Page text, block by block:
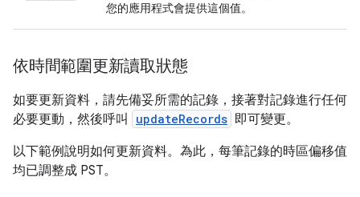
您的應用程式會提供這個值。
依時間範圍更新讀取狀態
如要更新資料，請先備妥所需的記錄，接著對記錄進行任何
必要更動，然後呼叫
updateRecords 即可變更。
以下範例說明如何更新資料。為此，每筆記錄的時區偏移值
均已調整成 PST。